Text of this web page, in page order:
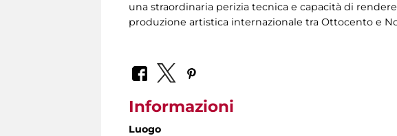
una straordinaria perizia tecnica e capacità di
produzione artistica internazionale tra Ottocento e
Informazioni
Luogo